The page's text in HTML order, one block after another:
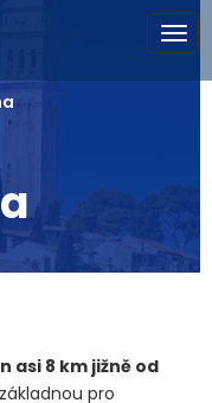
asi 8 km jižně od
pro